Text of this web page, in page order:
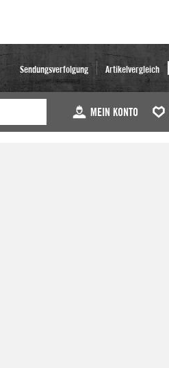
Sendungsverfolgung Artikelvergleich
MEIN KONTO